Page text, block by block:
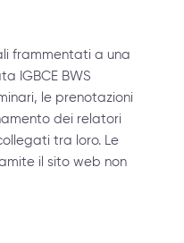
frammentati a una
IGBCE BWS
le prenotazioni
dei relatori
tra loro. Le
il sito web non